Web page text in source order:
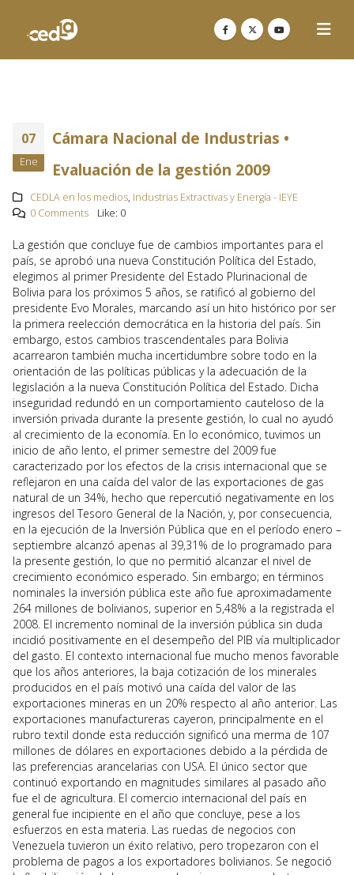
07
Ene
Cámara Nacional de Industrias •
Evaluación de la gestión 2009
CEDLA en los medios, Industrias Extractivas y Energía - IEYE
0 Comments
Like: 0
La gestión que concluye fue de cambios importantes para el
país, se aprobó una nueva Constitución Política del Estado,
elegimos al primer Presidente del Estado Plurinacional de
Bolivia para los próximos 5 años, se ratificó al gobierno del
presidente Evo Morales, marcando así un hito histórico por ser
la primera reelección democrática en la historia del país. Sin
embargo, estos cambios trascendentales para Bolivia
acarrearon también mucha incertidumbre sobre todo en la
orientación de las políticas públicas y la adecuación de la
legislación a la nueva Constitución Política del Estado. Dicha
inseguridad redundó en un comportamiento cauteloso de la
inversión privada durante la presente gestión, lo cual no ayudó
al crecimiento de la economía. En lo económico, tuvimos un
inicio de año lento, el primer semestre del 2009 fue
caracterizado por los efectos de la crisis internacional que se
reflejaron en una caída del valor de las exportaciones de gas
natural de un 34%, hecho que repercutió negativamente en los
ingresos del Tesoro General de la Nación, y, por consecuencia,
en la ejecución de la Inversión Pública que en el período enero –
septiembre alcanzó apenas al 39,31% de lo programado para
la presente gestión, lo que no permitió alcanzar el nivel de
crecimiento económico esperado. Sin embargo; en términos
nominales la inversión pública este año fue aproximadamente
264 millones de bolivianos, superior en 5,48% a la registrada el
2008. El incremento nominal de la inversión pública sin duda
incidió positivamente en el desempeño del PIB vía multiplicador
del gasto. El contexto internacional fue mucho menos favorable
que los años anteriores, la baja cotización de los minerales
producidos en el país motivó una caída del valor de las
exportaciones mineras en un 20% respecto al año anterior. Las
exportaciones manufactureras cayeron, principalmente en el
rubro textil donde esta reducción significó una merma de 107
millones de dólares en exportaciones debido a la pérdida de
las preferencias arancelarias con USA. El único sector que
continuó exportando en magnitudes similares al pasado año
fue el de agricultura. El comercio internacional del país en
general fue incipiente en el año que concluye, pese a los
esfuerzos en esta materia. Las ruedas de negocios con
Venezuela tuvieron un éxito relativo, pero tropezaron con el
problema de pagos a los exportadores bolivianos. Se negoció